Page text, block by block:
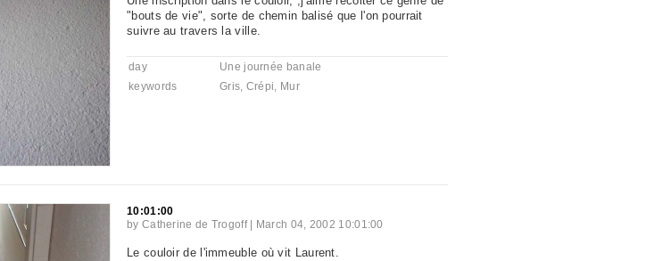
"bouts de vie", sorte de chemin balisé que l'on pourrait
suivre au travers la ville.
day
Une journée banale
keywords
Gris, Crépi, Mur
10:01:00
by Catherine de Trogoff| March 04, 2002 10:01:00
Le couloir de l'immeuble où vit Laurent.